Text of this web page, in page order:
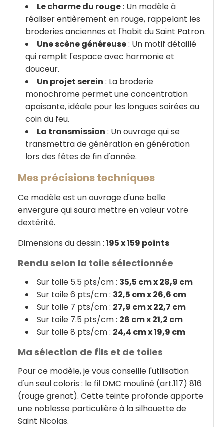
Le charme du rouge: Un modèle à
réaliser entièrement en rouge, rappelant les
broderies anciennes et l'habit du Saint Patron.
Une scène généreuse: Un motif détaillé
qui remplit l'espace avec harmonie et
douceur.
Un projet serein : La broderie
monochrome permet une concentration
apaisante, idéale pour les longues soirées au
coin du feu.
La transmission : Un ouvrage qui se
transmettra de génération en génération
lors des fêtes de fin d'année.
Mes précisions techniques
Ce modèle est un ouvrage d'une belle
envergure qui saura mettre en valeur votre
dextérité.
Dimensions du dessin :195 x 159 points
Rendu selon la toile sélectionnée
Sur toile 5.5 pts/cm : 35,5 cm x 28,9 cm
Sur toile 6 pts/cm : 32,5 cm x 26,6 cm
Sur toile 7 pts/cm : 27,9 cm x 22,7 cm
Sur toile 7.5 pts/cm : 26 cm x 21,2 cm
Sur toile 8 pts/cm : 24,4 cm x 19,9 cm
Ma sélection de fils et de toiles
Pour ce modèle, je vous conseille l'utilisation
d'un seul coloris : le fil DMC mouliné (art.117) 816
(rouge grenat). Cette teinte profonde apporte
une noblesse particulière à la silhouette de
Saint Nicolas.